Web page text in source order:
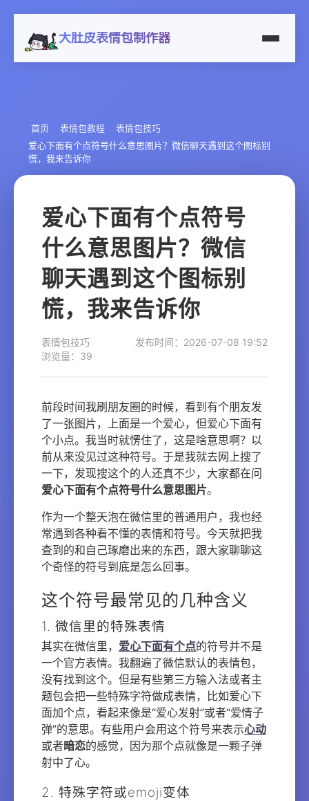
大肚皮表情包制作器
首页 表情包教程
表情包技巧
爱心下面有个点符号什么意思图片？微信聊天遇到这个图标别
慌，我来告诉你
爱心下面有个点符号
什么意思图片？微信
聊天遇到这个图标别
慌，我来告诉你
表情包技巧
发布时间：2026-07-08 19:52
浏览量：39
前段时间我刷朋友圈的时候，看到有个朋友发
了一张图片，上面是一个爱心，但爱心下面有
个小点。我当时就愣住了，这是啥意思啊？以
前从来没见过这种符号。于是我就去网上搜了
一下，发现搜这个的人还真不少，大家都在问
爱心下面有个点符号什么意思图片。
作为一个整天泡在微信里的普通用户，我也经
常遇到各种看不懂的表情和符号。今天就把我
查到的和自己琢磨出来的东西，跟大家聊聊这
个奇怪的符号到底是怎么回事。
这个符号最常见的几种含义
1. 微信里的特殊表情
其实在微信里， 爱心下面有个点的符号并不是
一个官方表情。我翻遍了微信默认的表情包，
没有找到这个。但是有些第三方输入法或者主
题包会把一些特殊字符做成表情，比如爱心下
面加个点，看起来像是“爱心发射”或者“爱情子
弹”的意思。有些用户会用这个符号来表示心动
或者暗恋的感觉，因为那个点就像是一颗子弹
射中了心。
2. 特殊字符或emoji变体